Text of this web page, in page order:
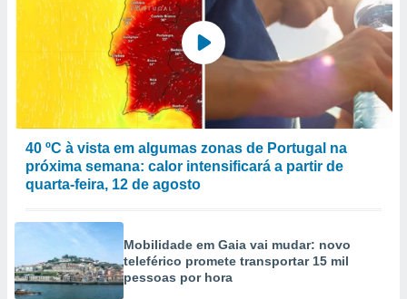
40 ºC à vista em algumas zonas de Portugal na
próxima semana: calor intensificará a partir de
quarta-feira, 12 de agosto
Mobilidade em Gaia vai mudar: novo
teleférico promete transportar 15 mil
pessoas por hora